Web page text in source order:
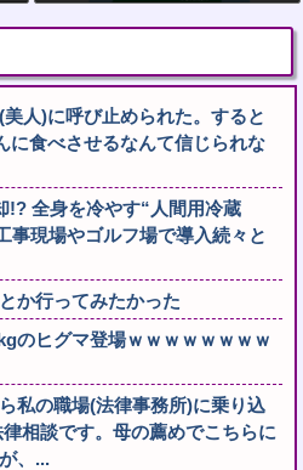
人)に呼び止められた。すると
に食べさせるなんて信じられな
!? 全身を冷やす“人間用冷蔵
現場やゴルフ場で導入続々と
か行ってみたかった
のヒグマ登場ｗｗｗｗｗｗｗｗ
私の職場(法律事務所)に乗り込
相談です。母の薦めでこちらに
、...